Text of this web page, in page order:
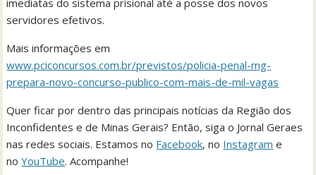
imediatas do sistema prisional até a posse dos novos
servidores efetivos.
Mais informações em
www.pciconcursos.com.br/previstos/policia-penal-mg-
prepara-novo-concurso-publico-com-mais-de-mil-vagas
Quer ficar por dentro das principais notícias da Região dos
Inconfidentes e de Minas Gerais? Então, siga o Jornal Geraes
nas redes sociais. Estamos no Facebook, no Instagram e
noYouTube. Acompanhe!